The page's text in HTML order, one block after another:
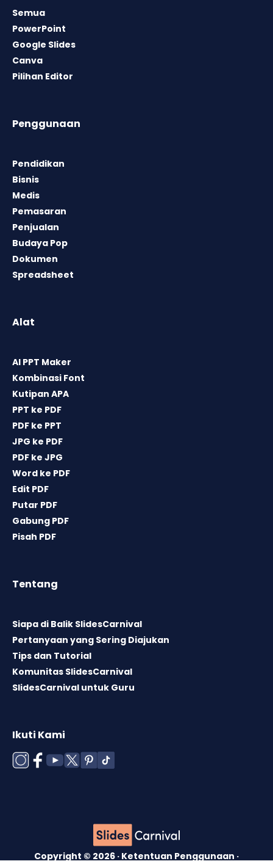
Semua
PowerPoint
Google Slides
Canva
Pilihan Editor
Penggunaan
Pendidikan
Bisnis
Medis
Pemasaran
Penjualan
Budaya Pop
Dokumen
Spreadsheet
Alat
AI PPT Maker
Kombinasi Font
Kutipan APA
PPT ke PDF
PDF ke PPT
JPG ke PDF
PDF ke JPG
Word ke PDF
Edit PDF
Putar PDF
Gabung PDF
Pisah PDF
Tentang
Siapa di Balik SlidesCarnival
Pertanyaan yang Sering Diajukan
Tips dan Tutorial
Komunitas SlidesCarnival
SlidesCarnival untuk Guru
Ikuti Kami
Copyright © 2026 · Ketentuan Penggunaan ·